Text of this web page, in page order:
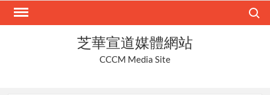
Skip
芝華宣道媒體網站
CCCM Media Site